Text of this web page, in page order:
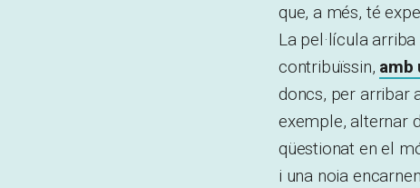
que, a més, té
La pel·lícula
contribuïssin, amb
doncs, per arribar
exemple, alternar
qüestionat en el
i una noia